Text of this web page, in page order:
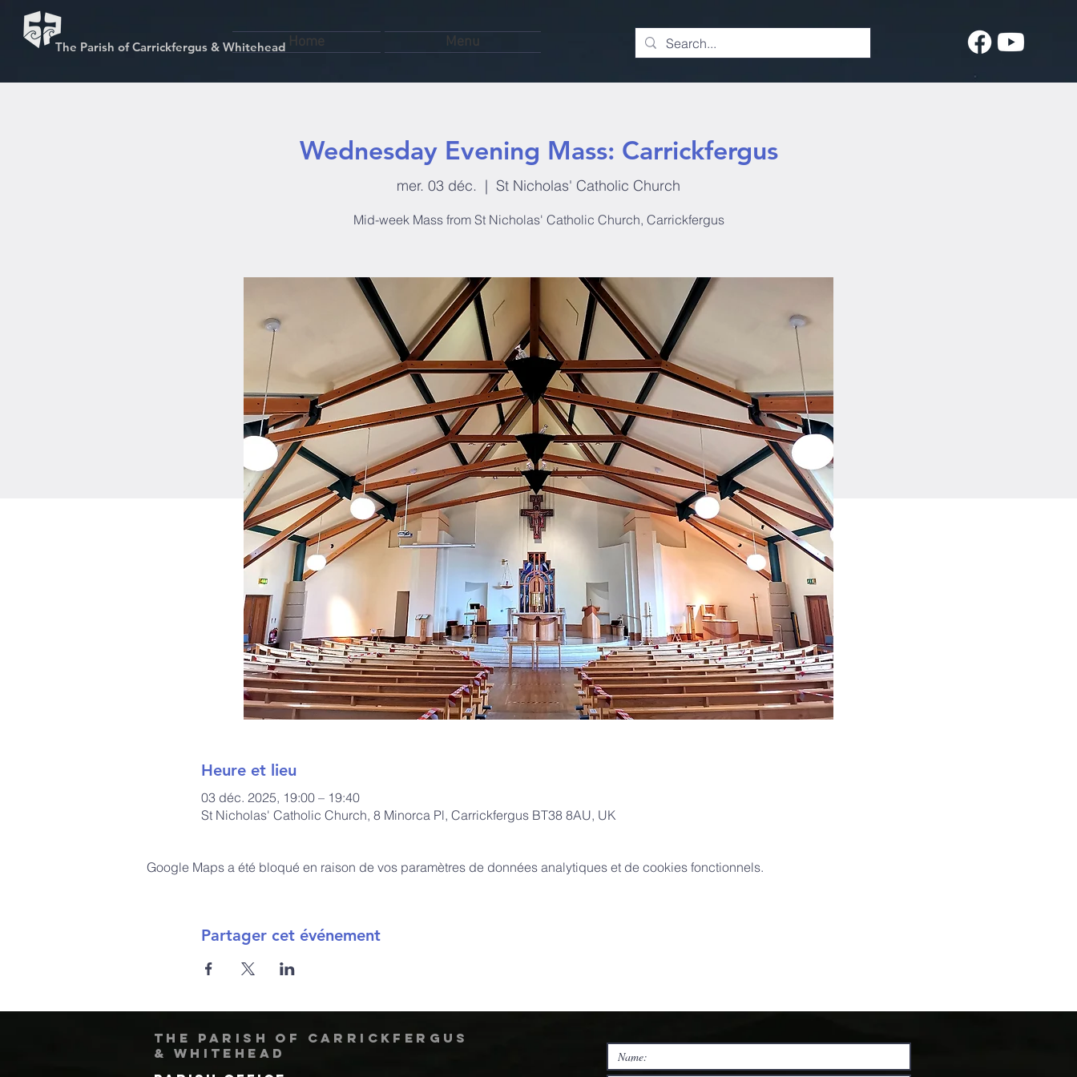
The Parish of Carrickfergus & Whitehead Home Menu
Wednesday Evening Mass: Carrickfergus
mer. 03 déc.
  |
St Nicholas' Catholic Church
Mid-week Mass from St Nicholas' Catholic Church, Carrickfergus
Heure et lieu
03 déc. 2025, 19:00 – 19:40
St Nicholas' Catholic Church, 8 Minorca Pl, Carrickfergus BT38 8AU, UK
Google Maps a été bloqué en raison de vos paramètres de données analytiques et de cookies fonctionnels.
Partager cet événement
The Parish of Carrickfergus
& Whitehead